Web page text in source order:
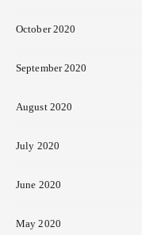
October 2020
September 2020
August 2020
July 2020
June 2020
May 2020